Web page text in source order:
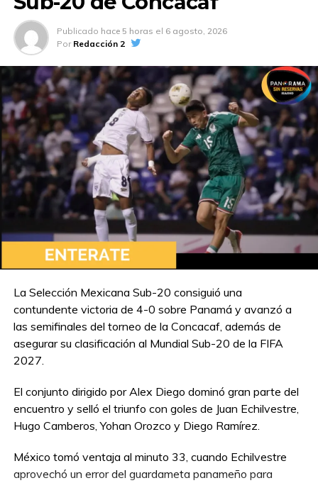
Publicado hace 5 horas el 6 agosto, 2026
Por Redacción 2
La Selección Mexicana Sub-20 consiguió una
contundente victoria de 4-0 sobre Panamá y avanzó a
las semifinales del torneo de la Concacaf, además de
asegurar su clasificación al Mundial Sub-20 de la FIFA
2027.
El conjunto dirigido por Alex Diego dominó gran parte del
encuentro y selló el triunfo con goles de Juan Echilvestre,
Hugo Camberos, Yohan Orozco y Diego Ramírez.
México tomó ventaja al minuto 33, cuando Echilvestre
aprovechó un error del guardameta panameño para